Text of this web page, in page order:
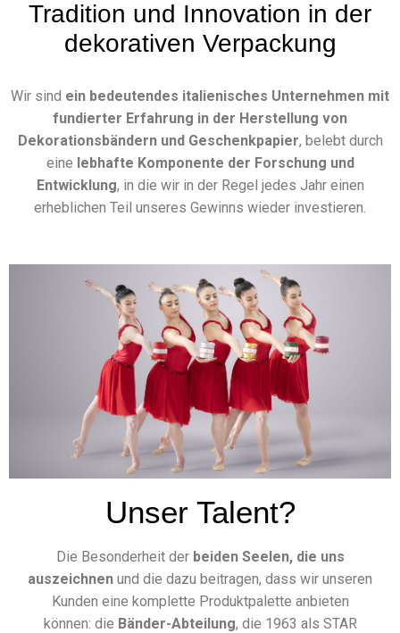
Tradition und Innovation in der
dekorativen Verpackung
Wir sind ein bedeutendes italienisches Unternehmen mit
fundierter Erfahrung in der Herstellung von
Dekorationsbändern und Geschenkpapier, belebt durch
eine lebhafte Komponente der Forschung und
Entwicklung, in die wir in der Regel jedes Jahr einen
erheblichen Teil unseres Gewinns wieder investieren.
Unser Talent?
Die Besonderheit der beiden Seelen, die uns
auszeichnen und die dazu beitragen, dass wir unseren
Kunden eine komplette Produktpalette anbieten
können: die Bänder-Abteilung, die 1963 als STAR